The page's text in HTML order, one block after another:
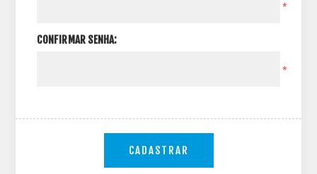
*
CONFIRMAR SENHA:
*
CADASTRAR